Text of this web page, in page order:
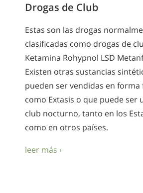
Drogas de Club
Estas son las drogas
clasificadas como drogas de
Ketamina Rohypnol LSD
Existen otras sustancias
pueden ser vendidas en
como Extasis o que puede ser
club nocturno, tanto en los
como en otros países.
leer más ›